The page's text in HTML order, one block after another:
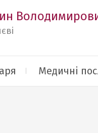
Медичні